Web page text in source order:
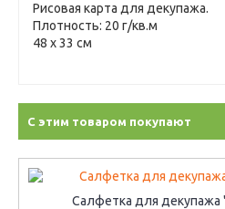
Рисовая карта для декупажа.
Плотность: 20 г/кв.м
48 х 33 см
С этим товаром покупают
Салфетка для декупажа